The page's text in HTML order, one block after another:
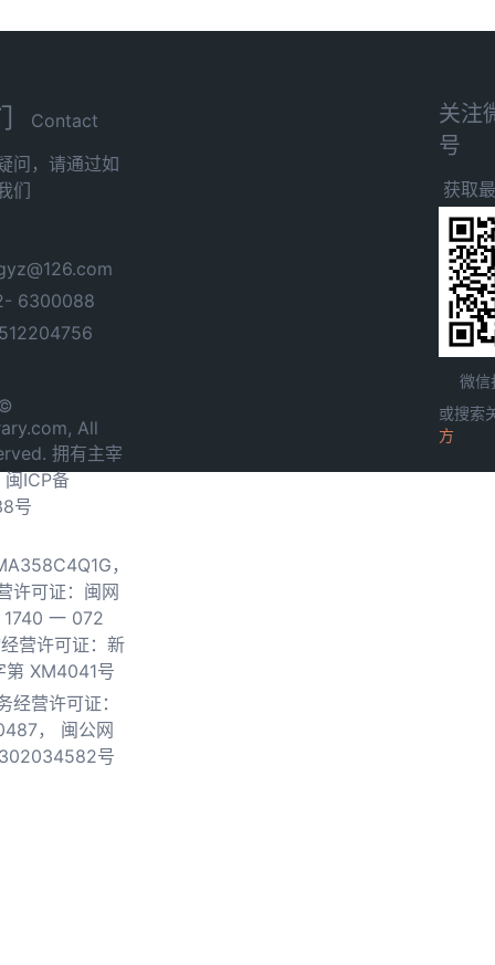
Contact
问，请通过如
们
6300088
All
拥有主宰
闽ICP备
号
，
许可证：闽网
一 072
营许可证：新
第 XM4041号
经营许可证：
，
闽公网
号
关注
号
获取
微信
或搜索
方